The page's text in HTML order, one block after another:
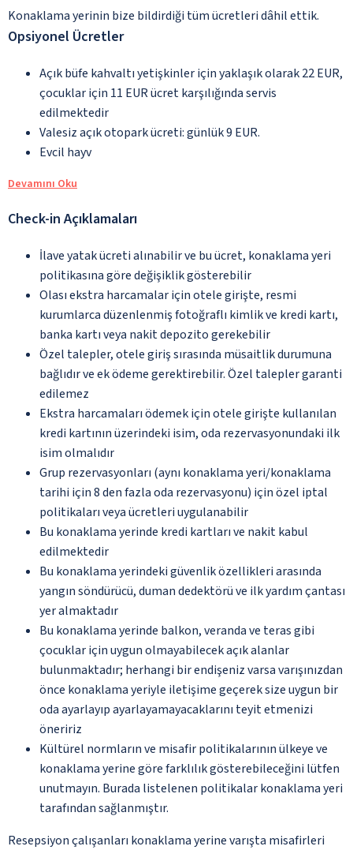
Konaklama yerinin bize bildirdiği tüm ücretleri dâhil ettik.
Opsiyonel Ücretler
Açık büfe kahvaltı yetişkinler için yaklaşık olarak 22 EUR,
çocuklar için 11 EUR ücret karşılığında servis
edilmektedir
Valesiz açık otopark ücreti: günlük 9 EUR.
Evcil hayv
Devamını Oku
Check-in Açıklamaları
İlave yatak ücreti alınabilir ve bu ücret, konaklama yeri
politikasına göre değişiklik gösterebilir
Olası ekstra harcamalar için otele girişte, resmi
kurumlarca düzenlenmiş fotoğraflı kimlik ve kredi kartı,
banka kartı veya nakit depozito gerekebilir
Özel talepler, otele giriş sırasında müsaitlik durumuna
bağlıdır ve ek ödeme gerektirebilir. Özel talepler garanti
edilemez
Ekstra harcamaları ödemek için otele girişte kullanılan
kredi kartının üzerindeki isim, oda rezervasyonundaki ilk
isim olmalıdır
Grup rezervasyonları (aynı konaklama yeri/konaklama
tarihi için 8 den fazla oda rezervasyonu) için özel iptal
politikaları veya ücretleri uygulanabilir
Bu konaklama yerinde kredi kartları ve nakit kabul
edilmektedir
Bu konaklama yerindeki güvenlik özellikleri arasında
yangın söndürücü, duman dedektörü ve ilk yardım çantası
yer almaktadır
Bu konaklama yerinde balkon, veranda ve teras gibi
çocuklar için uygun olmayabilecek açık alanlar
bulunmaktadır; herhangi bir endişeniz varsa varışınızdan
önce konaklama yeriyle iletişime geçerek size uygun bir
oda ayarlayıp ayarlayamayacaklarını teyit etmenizi
öneririz
Kültürel normların ve misafir politikalarının ülkeye ve
konaklama yerine göre farklılık gösterebileceğini lütfen
unutmayın. Burada listelenen politikalar konaklama yeri
tarafından sağlanmıştır.
Resepsiyon çalışanları konaklama yerine varışta misafirleri